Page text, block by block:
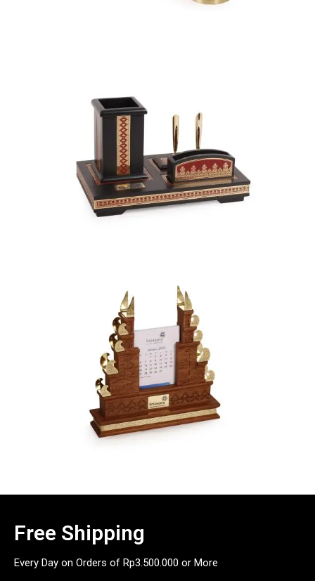
Free Shipping
Every Day on Orders of Rp3.500.000 or More